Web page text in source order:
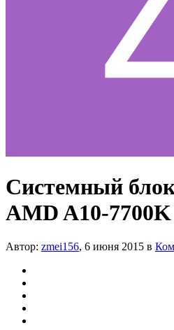
Системный
AMD A10-
Автор: zmei156, 6 июня 2015 в